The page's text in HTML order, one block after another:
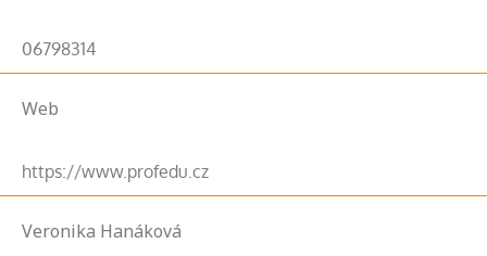
06798314
Web
https://www.profedu.cz
Veronika Hanáková